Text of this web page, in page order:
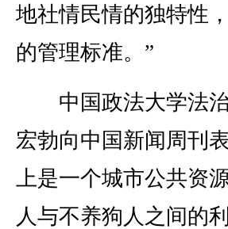
地社情民情的独特性
的管理标准。”
中国政法大学法治
宏勃向中国新闻周刊
上是一个城市公共资
人与不养狗人之间的